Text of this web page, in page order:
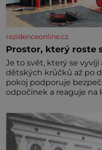
rezidenceonline.cz
Prostor, který roste
Je to svět, který se
dětských krůčků až po
pokoj podporuje
odpočinek a reaguje na
jednoduchost, měkkost
miminka měl působit
Předškolní věk je